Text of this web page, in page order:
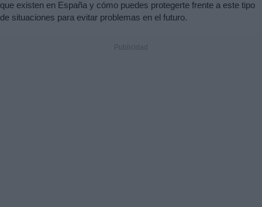
que existen en España y cómo puedes protegerte frente a este tipo
de situaciones para evitar problemas en el futuro.